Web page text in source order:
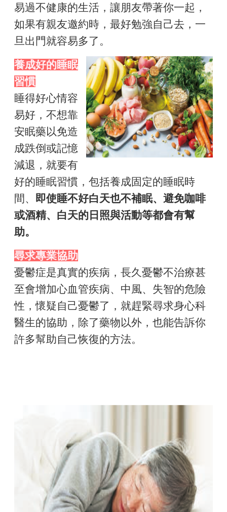
易過不健康的生活，讓朋友帶著你一起，
如果有親友邀約時，最好勉強自己去，一
旦出門就容易多了。
養成好的睡眠
習慣
睡得好心情容
易好，不想靠
安眠藥以免造
成跌倒或記憶
減退，就要有
好的睡眠習慣，包括養成固定的睡眠時
間、 即使睡不好白天也不補眠、避免咖啡
或酒精、白天的日照與活動等都會有幫
助。
尋求專業協助
憂鬱症是真實的疾病，長久憂鬱不治療甚
至會增加心血管疾病、中風、失智的危險
性，懷疑自己憂鬱了，就趕緊尋求身心科
醫生的協助，除了藥物以外，也能告訴你
許多幫助自己恢復的方法。